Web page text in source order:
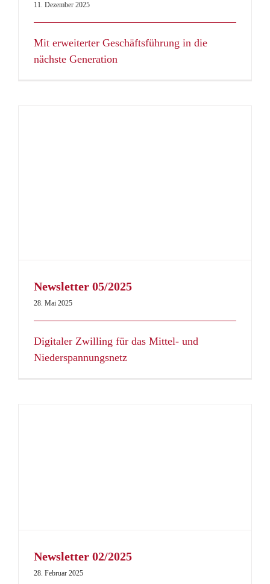
11. Dezember 2025
Mit erweiterter Geschäftsführung in die
nächste Generation
Newsletter 05/2025
28. Mai 2025
Digitaler Zwilling für das Mittel- und
Niederspannungsnetz
Newsletter 02/2025
28. Februar 2025